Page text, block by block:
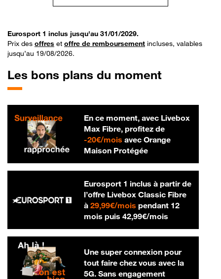
Eurosport 1 inclus jusqu'au 31/01/2029.
Prix des offres et offre de remboursement incluses, valables
jusqu’au 19/08/2026.
Les bons plans du moment
En ce moment, avec Livebox
Max Fibre, profitez de
-20€/mois20 € par mois
avec Orange
Maison Protégée
Eurosport 1 inclus à partir de
l’offre Livebox Classic Fibre
à 29,99€/mois29,99 € par mois
pendant 12
mois puis 42,99€/mois42,99 € par
Une super connexion pour
tout faire chez vous avec la
5G. Sans engagement